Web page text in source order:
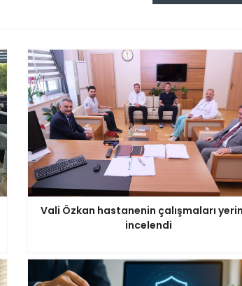
Vali Özkan hastanenin çalışmaları
incelendi